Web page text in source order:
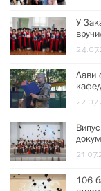
У
Лави
106